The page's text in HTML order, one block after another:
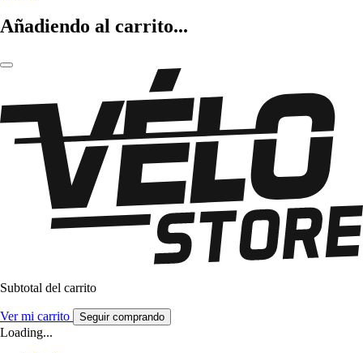
Añadiendo al carrito...
Subtotal del carrito
Ver mi carrito Seguir comprando
Loading...